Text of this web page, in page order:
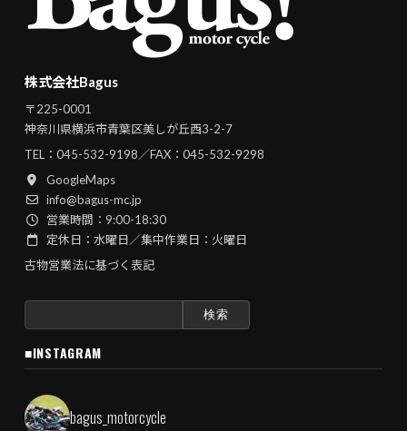
株式会社Bagus
〒225-0001
神奈川県横浜市青葉区美しが丘西3-2-7
TEL： 045-532-9198／FAX：045-532-9298
GoogleMaps
info@bagus-mc.jp
営業時間：9:00-18:30
定休日：水曜日／集中作業日：火曜日
古物営業法に基づく表記
検
■INSTAGRAM
bagus_motorcycle